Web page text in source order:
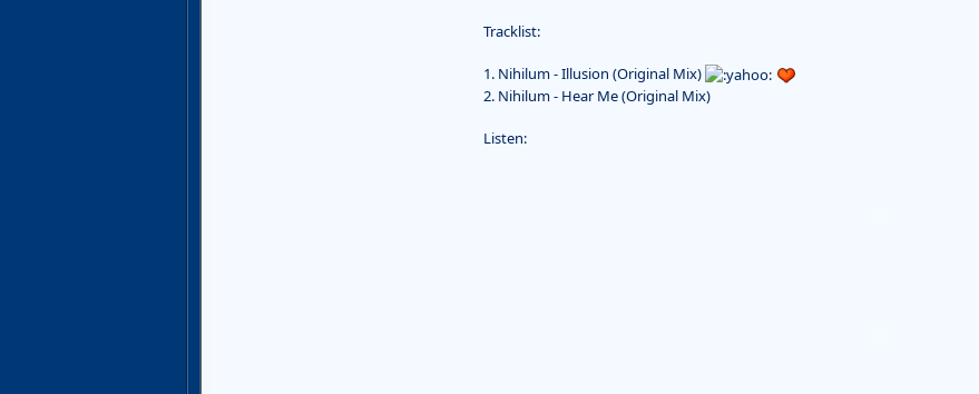
Tracklist:
1. Nihilum - Illusion (Original Mix)
2. Nihilum - Hear Me (Original Mix)
Listen: